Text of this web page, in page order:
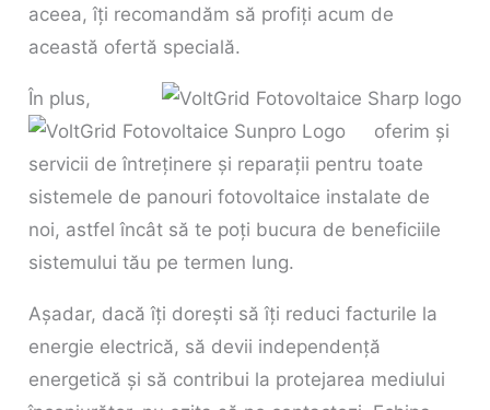
aceea, îți recomandăm să profiți acum de
această ofertă specială.
În plus,
oferim și
servicii de întreținere și reparații pentru toate
sistemele de panouri fotovoltaice instalate de
noi, astfel încât să te poți bucura de beneficiile
sistemului tău pe termen lung.
Așadar, dacă îți dorești să îți reduci facturile la
energie electrică, să devii independență
energetică și să contribui la protejarea mediului